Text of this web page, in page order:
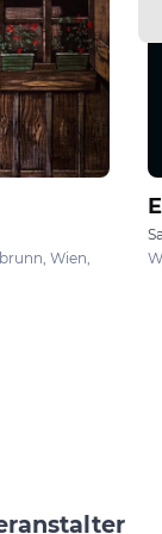
Wien,